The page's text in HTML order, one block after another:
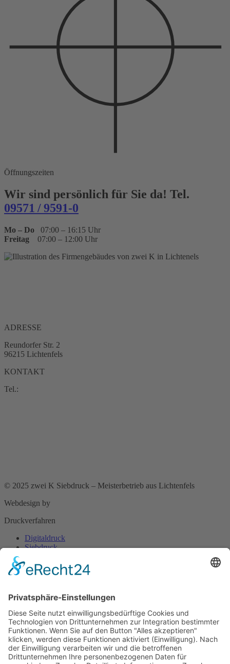
Öffnungszeiten
Wir sind persönlich für Sie da! Tel.
09571 / 9591-0
Mo – Do 07:00 – 16:15 Uhr
Freitag 07:00 – 12:00 Uhr
ADRESSE
Reundorfer Str. 2
96215 Lichtenfels
KONTAKT
Tel.:
© 2025 zwei K Siebdruck – Meisterbetrieb aus Lichtenfels
Webdesign by
Druckverfahren
Digitaldruck
Siebdruck
Digitaldruck
Tampondruck
Leistungen
Werbe- & Firmenschilder
Schaufensterbeschriftung
Fahrzeugbeschriftung
Fahnen & Displays